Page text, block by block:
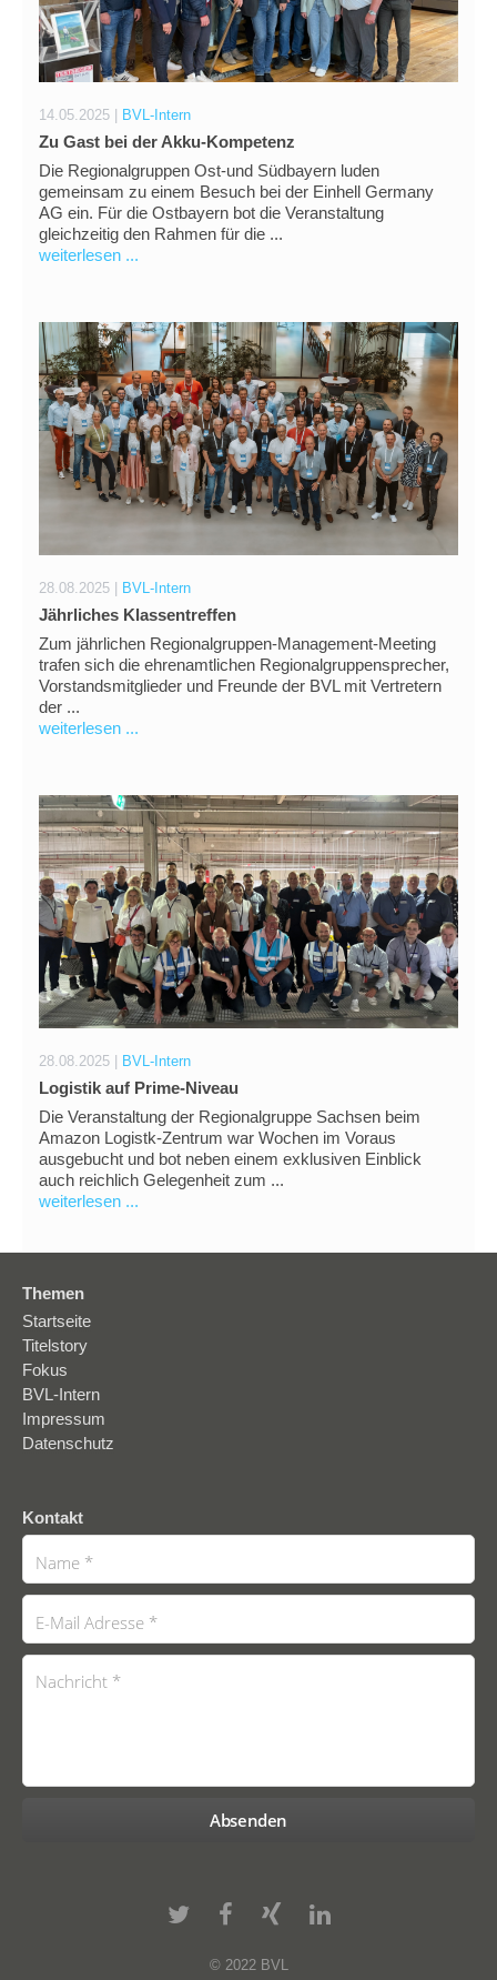
14.05.2025 | BVL-Intern
Zu Gast bei der Akku-Kompetenz
Die Regionalgruppen Ost-und Südbayern luden
gemeinsam zu einem Besuch bei der Einhell Germany
AG ein. Für die Ostbayern bot die Veranstaltung
gleichzeitig den Rahmen für die ...
weiterlesen ...
28.08.2025 | BVL-Intern
Jährliches Klassentreffen
Zum jährlichen Regionalgruppen-Management-Meeting
trafen sich die ehrenamtlichen Regionalgruppensprecher,
Vorstandsmitglieder und Freunde der BVL mit Vertretern
der ...
weiterlesen ...
28.08.2025 | BVL-Intern
Logistik auf Prime-Niveau
Die Veranstaltung der Regionalgruppe Sachsen beim
Amazon Logistk-Zentrum war Wochen im Voraus
ausgebucht und bot neben einem exklusiven Einblick
auch reichlich Gelegenheit zum ...
weiterlesen ...
Themen
Startseite
Titelstory
Fokus
BVL-Intern
Impressum
Datenschutz
Kontakt
© 2022 BVL